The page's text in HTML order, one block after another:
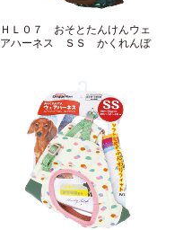
ＨＬ０７ おそとたんけんウェ
アハーネス ＳＳ かくれんぼ